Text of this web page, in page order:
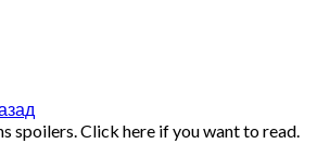
spoilers.Click here if you want to read.